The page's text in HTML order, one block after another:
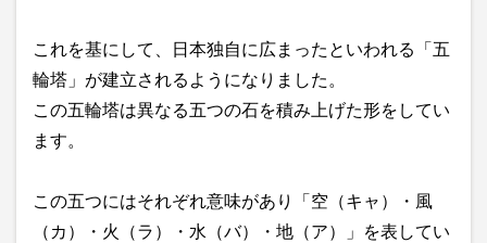
これを基にして、日本独自に広まったといわれる「五
輪塔」が建立されるようになりました。
この五輪塔は異なる五つの石を積み上げた形をしてい
ます。
この五つにはそれぞれ意味があり「空（キャ）・風
（カ）・火（ラ）・水（バ）・地（ア）」を表してい